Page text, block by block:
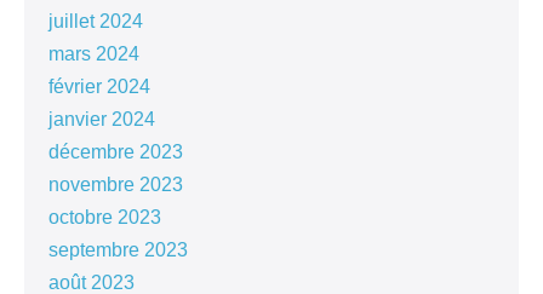
juillet 2024
mars 2024
février 2024
janvier 2024
décembre 2023
novembre 2023
octobre 2023
septembre 2023
août 2023